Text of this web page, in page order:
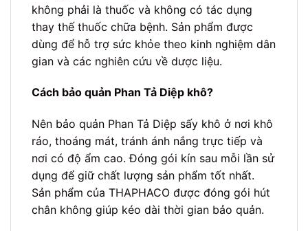
không phải là thuốc và không có tác dụng
thay thế thuốc chữa bệnh. Sản phẩm được
dùng để hỗ trợ sức khỏe theo kinh nghiệm dân
gian và các nghiên cứu về dược liệu.
Cách bảo quản Phan Tả Diệp khô?
Nên bảo quản Phan Tả Diệp sấy khô ở nơi khô
ráo, thoáng mát, tránh ánh nắng trực tiếp và
nơi có độ ẩm cao. Đóng gói kín sau mỗi lần sử
dụng để giữ chất lượng sản phẩm tốt nhất.
Sản phẩm của THAPHACO được đóng gói hút
chân không giúp kéo dài thời gian bảo quản.